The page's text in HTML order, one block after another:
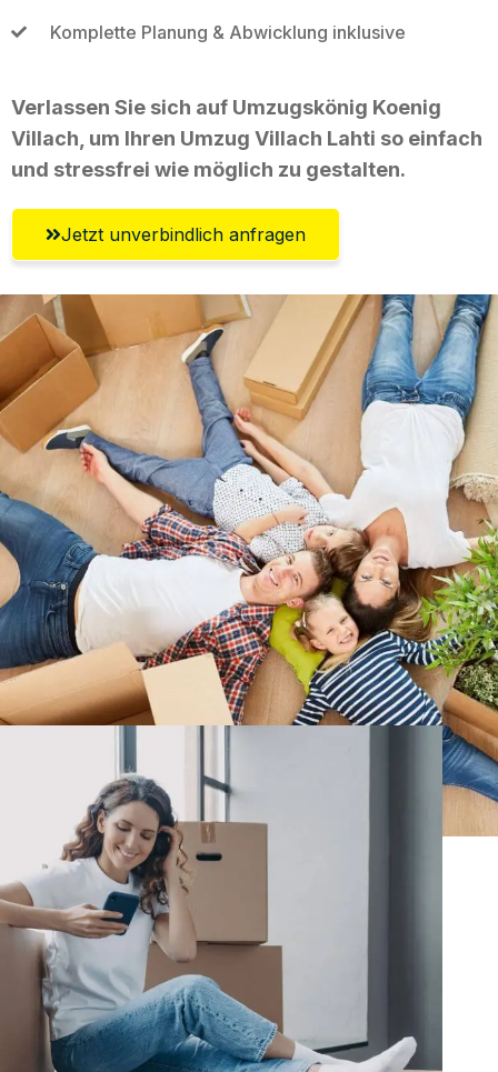
Komplette Planung & Abwicklung inklusive
Verlassen Sie sich auf Umzugskönig Koenig
Villach, um Ihren Umzug Villach Lahti so einfach
und stressfrei wie möglich zu gestalten.
Jetzt unverbindlich anfragen